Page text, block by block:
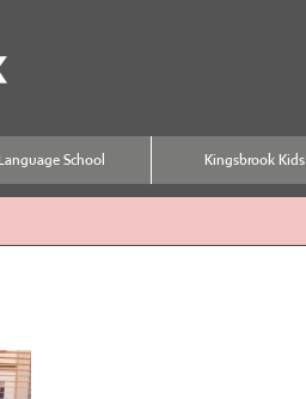
School Kingsbrook Kids